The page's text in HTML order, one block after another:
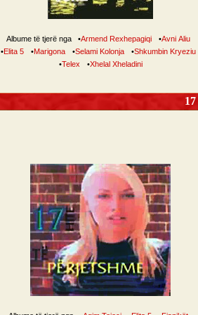
Albume të tjerë nga •Armend Rexhepagiqi •Avni Aliu
•Elita 5 •Marigona •Selami Kolonja •Shkumbin Kryeziu
•Telex •Xhelal Xheladini